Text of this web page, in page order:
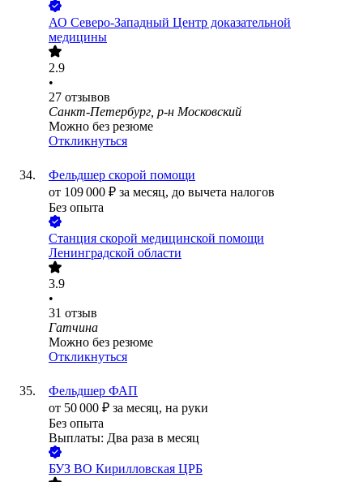
АО Северо-Западный Центр доказательной
медицины
2.9
•
27 отзывов
Санкт-Петербург, р-н Московский
Можно без резюме
Откликнуться
Фельдшер скорой помощи
от 109 000 ₽ за месяц, до вычета налогов
Без опыта
Станция скорой медицинской помощи
Ленинградской области
3.9
•
31 отзыв
Гатчина
Можно без резюме
Откликнуться
Фельдшер ФАП
от 50 000 ₽ за месяц, на руки
Без опыта
Выплаты: Два раза в месяц
БУЗ ВО Кирилловская ЦРБ